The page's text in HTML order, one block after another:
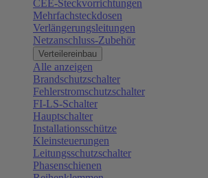
CEE-Steckvorrichtungen
Mehrfachsteckdosen
Verlängerungsleitungen
Netzanschluss-Zubehör
Verteilereinbau
Alle anzeigen
Brandschutzschalter
Fehlerstromschutzschalter
FI-LS-Schalter
Hauptschalter
Installationsschütze
Kleinsteuerungen
Leitungsschutzschalter
Phasenschienen